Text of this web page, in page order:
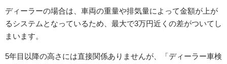
ディーラーの場合は、車両の重量や排気量によって金額が上が
るシステムとなっているため、最大で3万円近くの差がついてし
まいます。
5年目以降の高さには直接関係ありませんが、「ディーラー車検